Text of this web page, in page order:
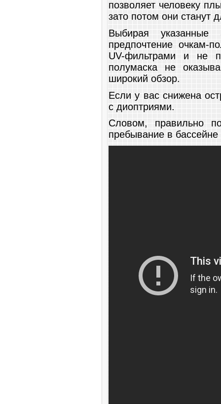
позволяет человеку
зато потом они станут
Выбирая
предпочтение очкам-
UV-фильтрами и не
полумаска не
широкий обзор.
Если у вас снижена
с диоптриями.
Словом, правильно
пребывание в